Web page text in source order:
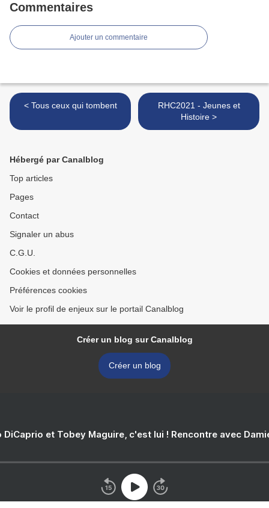
Commentaires
Ajouter un commentaire
< Tous ceux qui tombent
RHC2021 - Jeunes et
Histoire >
Hébergé par Canalblog
Top articles
Pages
Contact
Signaler un abus
C.G.U.
Cookies et données personnelles
Préférences cookies
Voir le profil de enjeux sur le portail Canalblog
Créer un blog sur Canalblog
Créer un blog
DiCaprio et Tobey Maguire, c'est lui ! Rencontre avec